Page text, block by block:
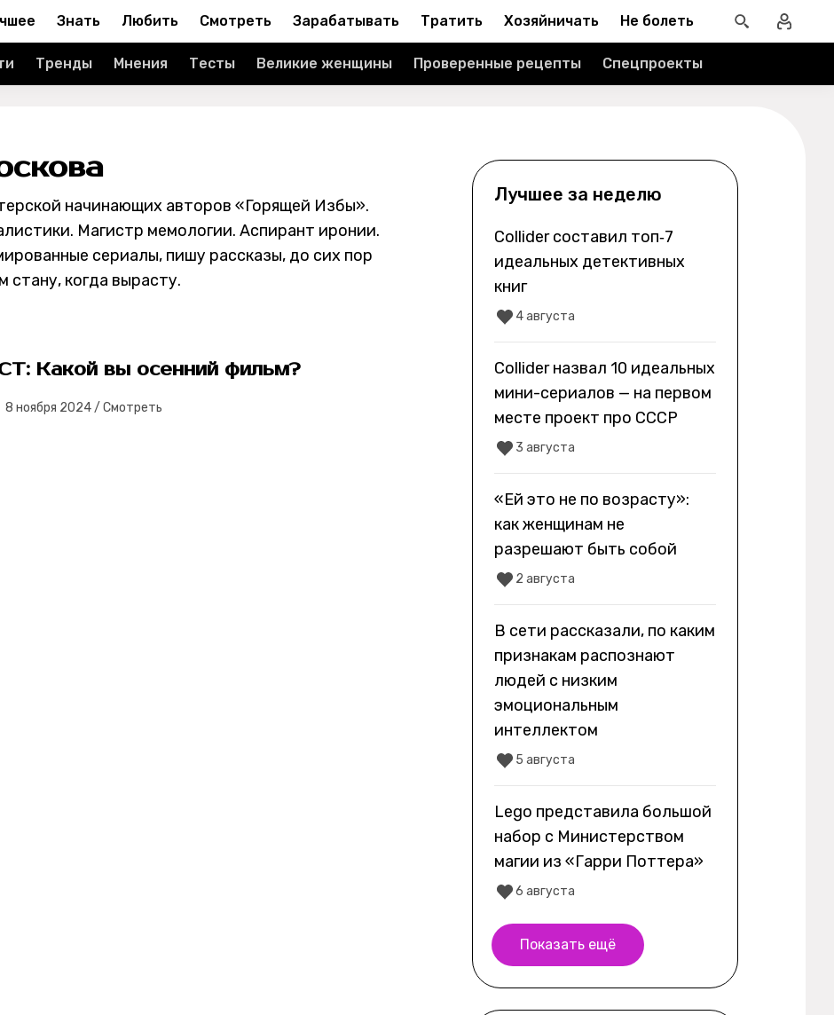
Знать Любить Смотреть Зарабатывать Тратить Хозяйничать Не болеть
Тренды Мнения Тесты Великие женщины Проверенные рецепты Спецпроекты
начинающих авторов «Горящей Избы».
Магистр мемологии. Аспирант иронии.
сериалы, пишу рассказы, до сих пор
стану, когда вырасту.
Какой вы осенний фильм?
8 ноября 2024/ Смотреть
Лучшее за неделю
Collider составил топ‑7
идеальных детективных
книг
4 августа
Collider назвал 10 идеальных
мини-сериалов — на первом
месте проект про СССР
3 августа
«Ей это не по возрасту»:
как женщинам не
разрешают быть собой
2 августа
В сети рассказали, по каким
признакам распознают
людей с низким
эмоциональным
интеллектом
5 августа
Lego представила большой
набор с Министерством
магии из «Гарри Поттера»
6 августа
Показать ещё